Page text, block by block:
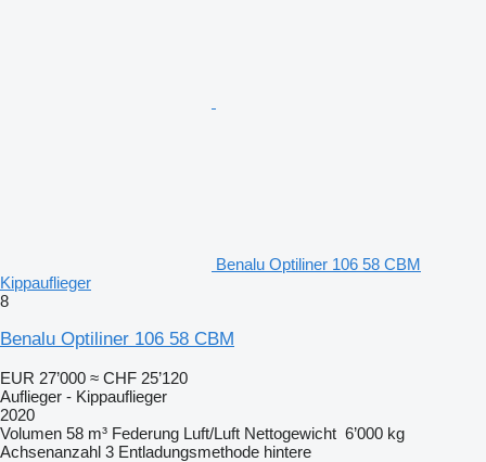
Benalu Optiliner 106 58 CBM
Kippauflieger
8
Benalu Optiliner 106 58 CBM
EUR 27’000 ≈ CHF 25’120
Auflieger - Kippauflieger
2020
Volumen 58 m³ Federung Luft/Luft Nettogewicht 6’000 kg
Achsenanzahl 3 Entladungsmethode hintere